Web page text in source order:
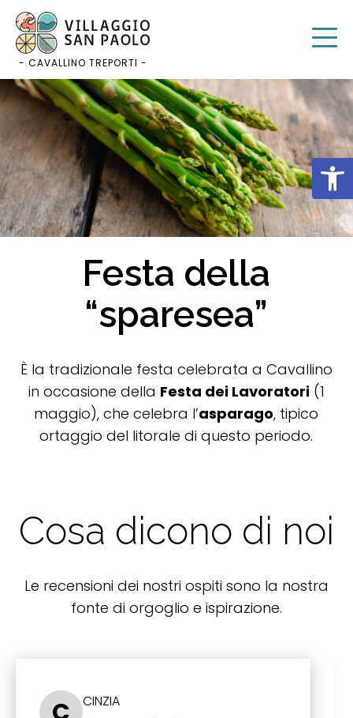
Salta
contenuto
- CAVALLINO TREPORTI -
Festa della
“sparesea”
È la tradizionale festa celebrata a Cavallino
in occasione della Festa dei Lavoratori(1
maggio), che celebra l’asparago, tipico
ortaggio del litorale di questo periodo.
Cosa dicono di noi
Le recensioni dei nostri ospiti sono la nostra
fonte di orgoglio e ispirazione.
CINZIA